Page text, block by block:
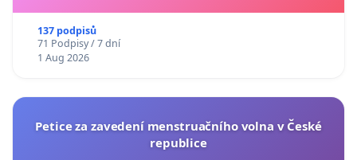
137 podpisů
71 Podpisy / 7 dní
1 Aug 2026
Petice za zavedení menstruačního volna v České
republice